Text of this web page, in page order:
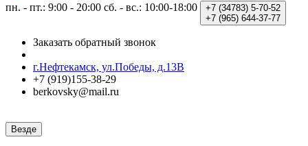
пн. - пт.: 9:00 - 20:00 сб. - вс.: 10:00-18:00 +7 (34783) 5-70-52
+7 (965) 644-37-77
Заказать обратный звонок
г.Нефтекамск, ул.Победы, д.13В
+7 (919)155-38-29
berkovsky@mail.ru
Везде